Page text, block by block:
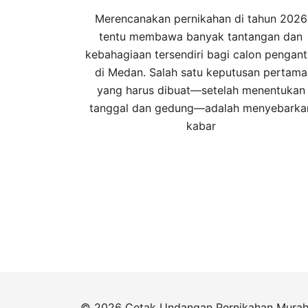
Merencanakan pernikahan di tahun 2026
tentu membawa banyak tantangan dan
kebahagiaan tersendiri bagi calon
di Medan. Salah satu keputusan pertama
yang harus dibuat—setelah menentukan
tanggal dan gedung—adalah
kabar